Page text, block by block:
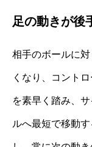
足の動きが後
相手のボールに
くなり、コント
を素早く踏み、
ルへ最短で移動